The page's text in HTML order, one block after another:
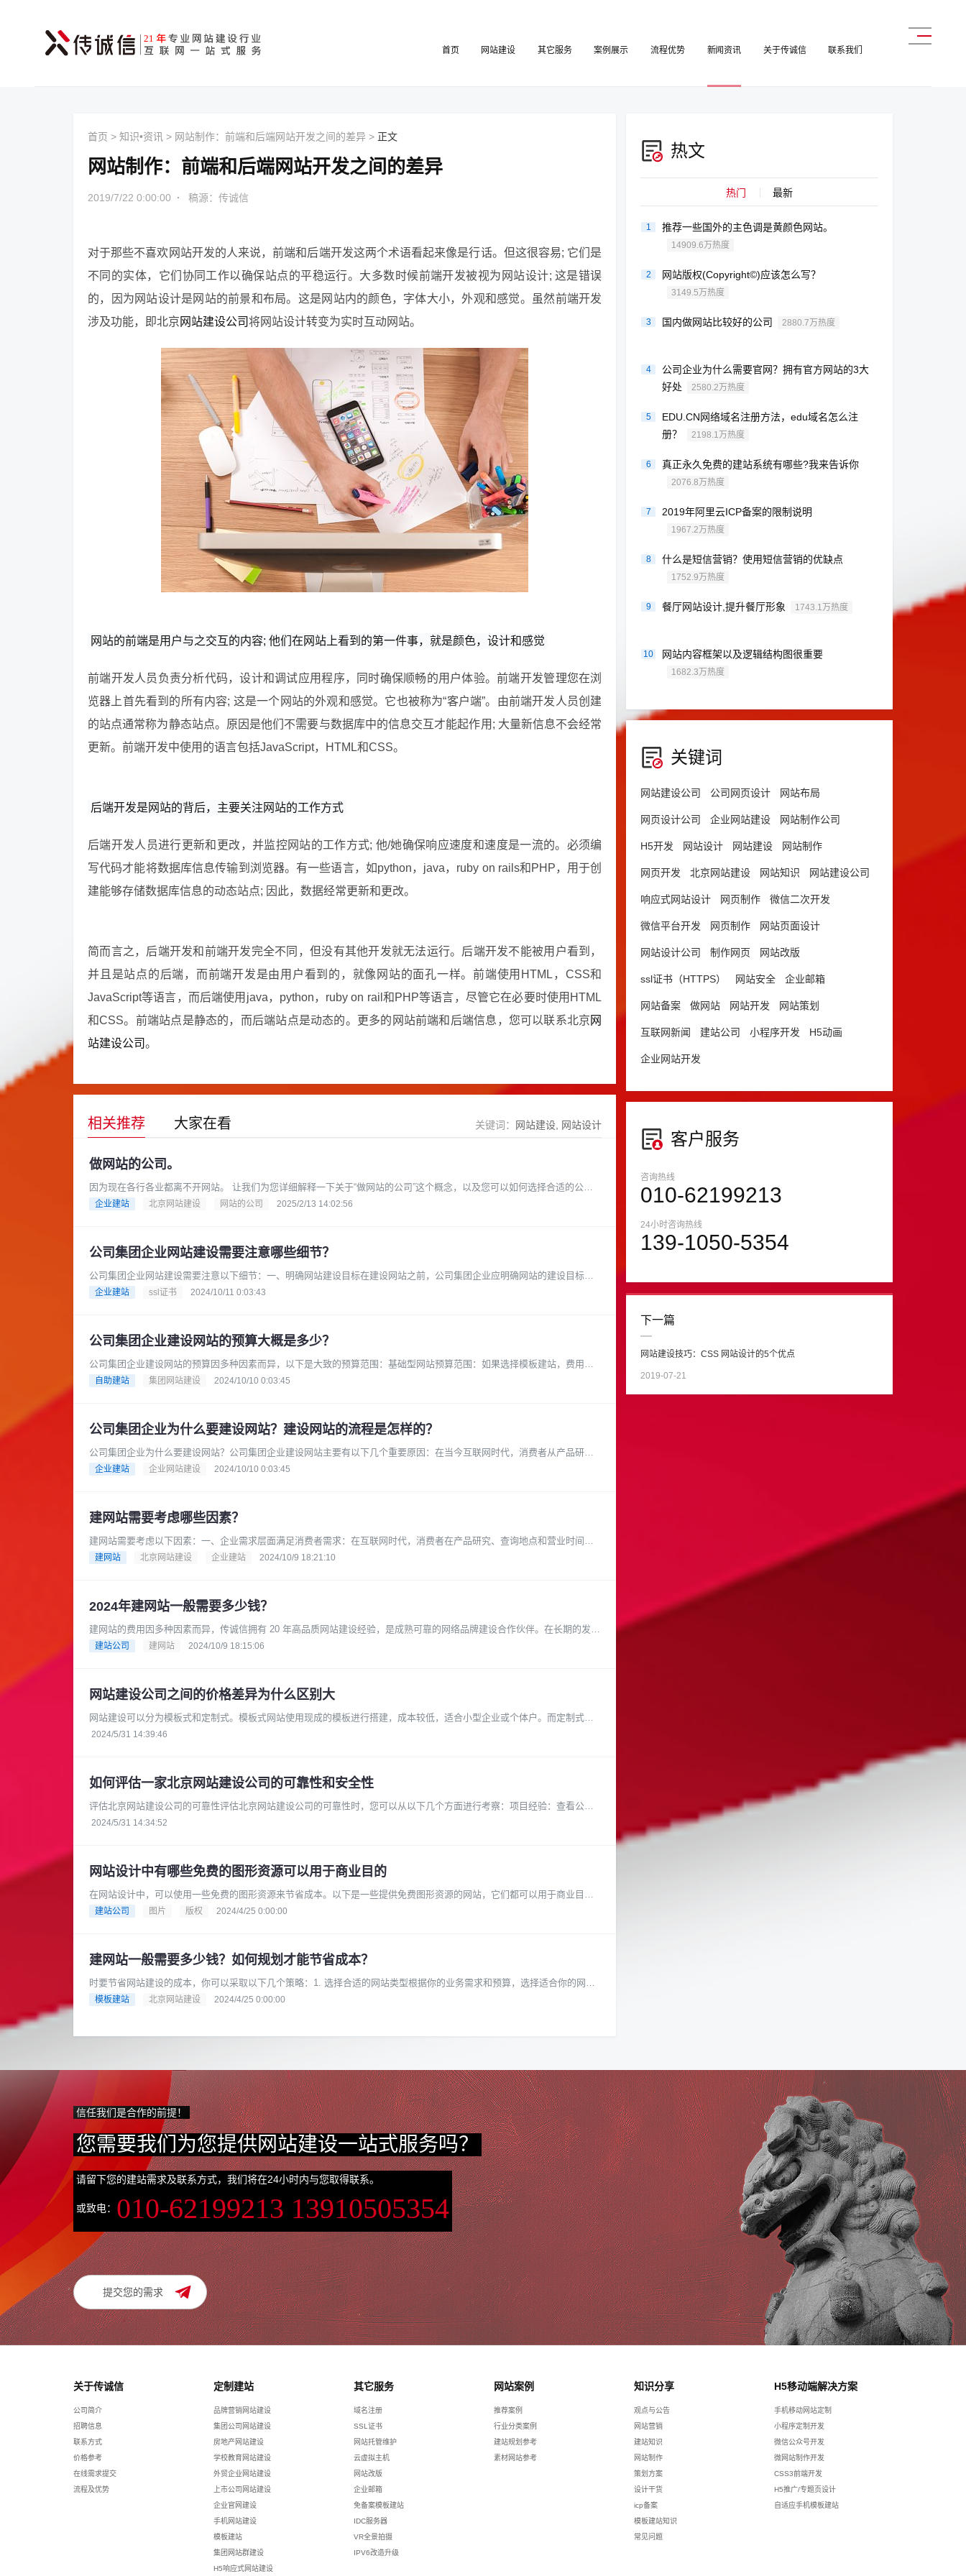
首页 网站建设 其它服务 案例展示 流程优势 新闻资讯 关于传诚信 联系我们
首页 > 知识•资讯 > 网站制作：前端和后端网站开发之间的差异 > 正文
网站制作：前端和后端网站开发之间的差异
2019/7/22 0:00:00 · 稿源：传诚信
对于那些不喜欢网站开发的人来说，前端和后端开发这两个术语看起来像是行话。但这很容易; 它们是
不同的实体，它们协同工作以确保站点的平稳运行。大多数时候前端开发被视为网站设计; 这是错误
的，因为网站设计是网站的前景和布局。这是网站内的颜色，字体大小，外观和感觉。虽然前端开发
涉及功能，即北京 网站建设公司将网站设计转变为实时互动网站。
网站的前端是用户与之交互的内容; 他们在网站上看到的第一件事，就是颜色，设计和感觉
前端开发人员负责分析代码，设计和调试应用程序，同时确保顺畅的用户体验。前端开发管理您在浏
览器上首先看到的所有内容; 这是一个网站的外观和感觉。它也被称为“客户端”。由前端开发人员创建
的站点通常称为静态站点。原因是他们不需要与数据库中的信息交互才能起作用; 大量新信息不会经常
更新。前端开发中使用的语言包括JavaScript，HTML和CSS。
后端开发是网站的背后，主要关注网站的工作方式
后端开发人员进行更新和更改，并监控网站的工作方式; 他/她确保响应速度和速度是一流的。必须编
写代码才能将数据库信息传输到浏览器。有一些语言，如python，java，ruby on rails和PHP，用于创
建能够存储数据库信息的动态站点; 因此，数据经常更新和更改。
简而言之，后端开发和前端开发完全不同，但没有其他开发就无法运行。后端开发不能被用户看到，
并且是站点的后端，而前端开发是由用户看到的，就像网站的面孔一样。前端使用HTML，CSS和
JavaScript等语言，而后端使用java，python，ruby on rail和PHP等语言，尽管它在必要时使用HTML
和CSS。前端站点是静态的，而后端站点是动态的。更多的网站前端和后端信息，您可以联系北京 网
站建设公司。
相关推荐 大家在看 关键词： 网站建设 网站设计
做网站的公司。
因为现在各行各业都离不开网站。 让我们为您详细解释一下关于“做网站的公司”这个概念，以及您可以如何选择合适的公司
来帮您搭建网站。做网站的公......
企业建站 北京网站建设 网站的公司 2025/2/13 14:02:56
公司集团企业网站建设需要注意哪些细节？
公司集团企业网站建设需要注意以下细节：一、明确网站建设目标在建设网站之前，公司集团企业应明确网站的建设目标。
例如，是为了提升企业形象、拓展市......
企业建站 ssl证书 2024/10/11 0:03:43
公司集团企业建设网站的预算大概是多少？
公司集团企业建设网站的预算因多种因素而异，以下是大致的预算范围：基础型网站预算范围：如果选择模板建站，费用可
能在数千元到 1 万元左右。一些......
自助建站 集团网站建设 2024/10/10 0:03:45
公司集团企业为什么要建设网站？建设网站的流程是怎样的？
公司集团企业为什么要建设网站？公司集团企业建设网站主要有以下几个重要原因：在当今互联网时代，消费者从产品研究
到查询地点和营业时间等各个方面都......
企业建站 企业网站建设 2024/10/10 0:03:45
建网站需要考虑哪些因素？
建网站需要考虑以下因素：一、企业需求层面满足消费者需求：在互联网时代，消费者在产品研究、查询地点和营业时间等
方面都依赖互联网，因此企业需要一......
建网站 北京网站建设 企业建站 2024/10/9 18:21:10
2024年建网站一般需要多少钱？
建网站的费用因多种因素而异，传诚信拥有 20 年高品质网站建设经验，是成熟可靠的网络品牌建设合作伙伴。在长期的发展
过程中，积累了丰富的专业知......
建站公司 建网站 2024/10/9 18:15:06
网站建设公司之间的价格差异为什么区别大
网站建设可以分为模板式和定制式。模板式网站使用现成的模板进行搭建，成本较低，适合小型企业或个体户。而定制式网
站则需要根据客户的具体需求进行开......
2024/5/31 14:39:46
如何评估一家北京网站建设公司的可靠性和安全性
评估北京网站建设公司的可靠性评估北京网站建设公司的可靠性时，您可以从以下几个方面进行考察：项目经验：查看公司
的官方网站或参考案例，了解它们过......
2024/5/31 14:34:52
网站设计中有哪些免费的图形资源可以用于商业目的
在网站设计中，可以使用一些免费的图形资源来节省成本。以下是一些提供免费图形资源的网站，它们都可以用于商业目
的：Pixabay: Pixaba......
建站公司 图片 版权 2024/4/25 0:00:00
建网站一般需要多少钱？如何规划才能节省成本？
时要节省网站建设的成本，你可以采取以下几个策略：1. 选择合适的网站类型根据你的业务需求和预算，选择适合你的网站
类型。例如，如果你的业务相对......
模板建站 北京网站建设 2024/4/25 0:00:00
热文
热门 最新
1 推荐一些国外的主色调是黄颜色网站。
14909.6万热度
2 网站版权(Copyright©)应该怎么写？
3149.5万热度
3 国内做网站比较好的公司 2880.7万热度
4
公司企业为什么需要官网？拥有官方网站的3大
好处
2580.2万热度
5
EDU.CN网络域名注册方法，edu域名怎么注
册？
2198.1万热度
6 真正永久免费的建站系统有哪些?我来告诉你
2076.8万热度
7 2019年阿里云ICP备案的限制说明
1967.2万热度
8 什么是短信营销？使用短信营销的优缺点
1752.9万热度
9 餐厅网站设计,提升餐厅形象 1743.1万热度
10 网站内容框架以及逻辑结构图很重要
1682.3万热度
关键词
网站建设公司 公司网页设计 网站布局
网页设计公司 企业网站建设 网站制作公司
H5开发 网站设计 网站建设 网站制作
网页开发 北京网站建设 网站知识 网站建设公司
响应式网站设计 网页制作 微信二次开发
微信平台开发 网页制作 网站页面设计
网站设计公司 制作网页 网站改版
ssl证书（HTTPS） 网站安全 企业邮箱
网站备案 做网站 网站开发 网站策划
互联网新闻 建站公司 小程序开发 H5动画
企业网站开发
客户服务
咨询热线
010-62199213
24小时咨询热线
139-1050-5354
下一篇
网站建设技巧：CSS 网站设计的5个优点
2019-07-21
信任我们是合作的前提！
您需要我们为您提供网站建设一站式服务吗？
请留下您的建站需求及联系方式，我们将在24小时内与您取得联系。
或致电： 010-62199213 13910505354
提交您的需求
关于传诚信
公司简介
招聘信息
联系方式
价格参考
在线需求提交
流程及优势
定制建站
品牌营销网站建设
集团公司网站建设
房地产网站建设
学校教育网站建设
外贸企业网站建设
上市公司网站建设
企业官网建设
手机网站建设
模板建站
集团网站群建设
H5响应式网站建设
其它服务
域名注册
SSL证书
网站托管维护
云虚拟主机
网站改版
企业邮箱
免备案模板建站
IDC服务器
VR全景拍摄
IPV6改造升级
网站案例
推荐案例
行业分类案例
建站规划参考
素材网站参考
知识分享
观点与公告
网站营销
建站知识
网站制作
策划方案
设计干货
icp备案
模板建站知识
常见问题
H5移动端解决方案
手机移动网站定制
小程序定制开发
微信公众号开发
微网站制作开发
CSS3前端开发
H5推广/专题页设计
自适应手机模板建站